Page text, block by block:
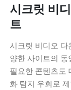
시크릿 비
트
시크릿 비디오 다
양한 사이트의
필요한 콘텐츠도
화 탐지 우회로